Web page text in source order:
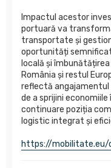
Impactul acestor
portuară va
transportate și
oportunități
locală și
România și restul
reflectă angajamentul
de a sprijini
continuare poziția
logistic integrat și
https://